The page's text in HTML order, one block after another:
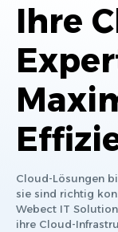
Ihre
Cloud-Lösungen
sie sind richtig
Webect IT
ihre Cloud-